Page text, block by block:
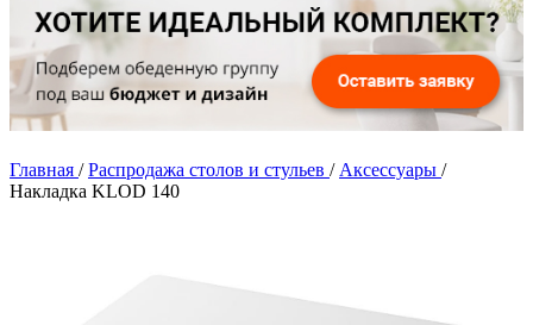
Главная / Распродажа столов и стульев / Аксессуары /
Накладка KLOD 140